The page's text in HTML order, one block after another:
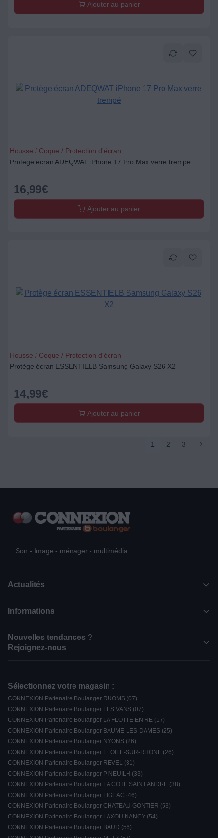
Ajouter au panier
Housse / Coque / Protection d'écran
Protège écran ADEQWAT iPhone 17 Pro Max verre trempé
16,99€
Ajouter au panier
Housse / Coque / Protection d'écran
Protège écran ESSENTIELB Samsung Galaxy S26 X2
14,99€
Ajouter au panier
1 2 3
Son - Image - ménager - multimédia
Actualités
Informations
Nouvelles tendances ?
Rejoignez-nous
Sélectionnez votre magasin :
CONNEXION Partenaire Boulanger RUOMS (07)
CONNEXION Partenaire Boulanger LES VANS (07)
CONNEXION Partenaire Boulanger LA FLOTTE EN RE (17)
CONNEXION Partenaire Boulanger BAUME-LES-DAMES (25)
CONNEXION Partenaire Boulanger NYONS (26)
CONNEXION Partenaire Boulanger ETOILE-SUR-RHONE (26)
CONNEXION Partenaire Boulanger REVEL (31)
CONNEXION Partenaire Boulanger PINEUILH (33)
CONNEXION Partenaire Boulanger LA COTE SAINT ANDRE (38)
CONNEXION Partenaire Boulanger FIGEAC (46)
CONNEXION Partenaire Boulanger CHATEAU GONTIER (53)
CONNEXION Partenaire Boulanger LAXOU NANCY (54)
CONNEXION Partenaire Boulanger BAUD (56)